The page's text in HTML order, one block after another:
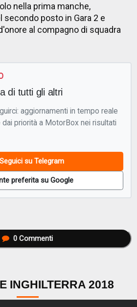
nella prima manche,
posto in Gara 2 e
al compagno di squadra
di tutti gli altri
aggiornamenti in tempo reale
priorità a MotorBox nei risultati
Seguici su Telegram
preferita su Google
0Commenti
INGHILTERRA 2018